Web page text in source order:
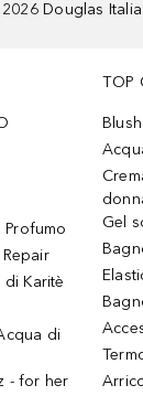
2026 Douglas Italia
Karitè
di
- for her
TOP
Gel